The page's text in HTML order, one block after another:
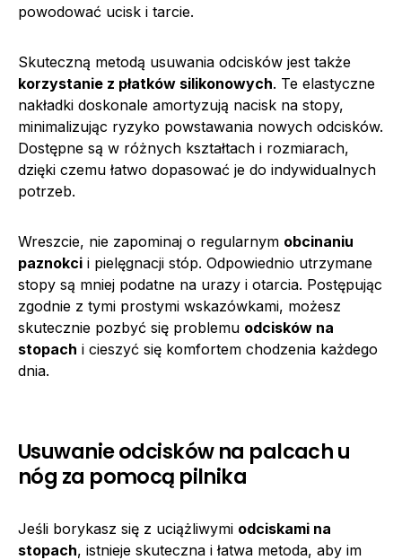
powodować ucisk i tarcie.
Skuteczną metodą usuwania odcisków jest także
korzystanie z płatków silikonowych. Te elastyczne
nakładki doskonale amortyzują nacisk na stopy,
minimalizując ryzyko powstawania nowych odcisków.
Dostępne są w różnych kształtach i rozmiarach,
dzięki czemu łatwo dopasować je do indywidualnych
potrzeb.
Wreszcie, nie zapominaj o regularnym obcinaniu
paznokci i pielęgnacji stóp. Odpowiednio utrzymane
stopy są mniej podatne na urazy i otarcia. Postępując
zgodnie z tymi prostymi wskazówkami, możesz
skutecznie pozbyć się problemu odcisków na
stopach i cieszyć się komfortem chodzenia każdego
dnia.
Usuwanie odcisków na palcach u
nóg za pomocą pilnika
Jeśli borykasz się z uciążliwymi odciskami na
stopach, istnieje skuteczna i łatwa metoda, aby im